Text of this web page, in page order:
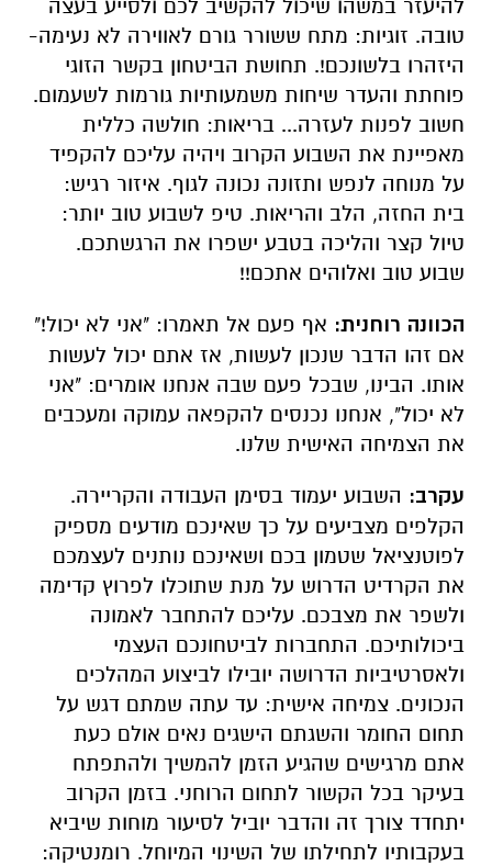
להיעזר במשהו שיכול להקשיב לכם ולסייע בעצה
טובה. זוגיות: מתח ששורר גורם לאווירה לא נעימה-
היזהרו בלשונכם!. תחושת הביטחון בקשר הזוגי
פוחתת והעדר שיחות משמעותיות גורמות לשעמום.
חשוב לפנות לעזרה... בריאות: חולשה כללית
מאפיינת את השבוע הקרוב ויהיה עליכם להקפיד
על מנוחה לנפש ותזונה נכונה לגוף. איזור רגיש:
בית החזה, הלב והריאות. טיפ לשבוע טוב יותר:
טיול קצר והליכה בטבע ישפרו את הרגשתכם.
שבוע טוב ואלוהים אתכם!!
הכוונה רוחנית: אף פעם אל תאמרו: "אני לא יכול!"
אם זהו הדבר שנכון לעשות, אז אתם יכול לעשות
אותו. הבינו, שבכל פעם שבה אנחנו אומרים: "אני
לא יכול", אנחנו נכנסים להקפאה עמוקה ומעכבים
את הצמיחה האישית שלנו.
עקרב: השבוע יעמוד בסימן העבודה והקריירה.
הקלפים מצביעים על כך שאינכם מודעים מספיק
לפוטנציאל שטמון בכם ושאינכם נותנים לעצמכם
את הקרדיט הדרוש על מנת שתוכלו לפרוץ קדימה
ולשפר את מצבכם. עליכם להתחבר לאמונה
ביכולותיכם. התחברות לביטחונכם העצמי
ולאסרטיביות הדרושה יובילו לביצוע המהלכים
הנכונים. צמיחה אישית: עד עתה שמתם דגש על
תחום החומר והשגתם הישגים נאים אולם כעת
אתם מרגישים שהגיע הזמן להמשיך ולהתפתח
בעיקר בכל הקשור לתחום הרוחני. בזמן הקרוב
יתחדד צורך זה והדבר יוביל לסיעור מוחות שיביא
בעקבותיו לתחילתו של השינוי המיוחל. רומנטיקה: